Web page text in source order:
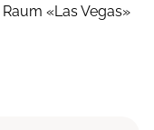
Raum «Las Vegas»